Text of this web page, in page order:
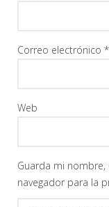
Correo electrónico *
Web
Guarda mi
navegador para la